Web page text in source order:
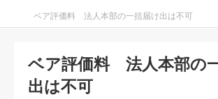
ベア評価料 法人本部の一括届け出は不可
ベア評価料 法人本部の
出は不可